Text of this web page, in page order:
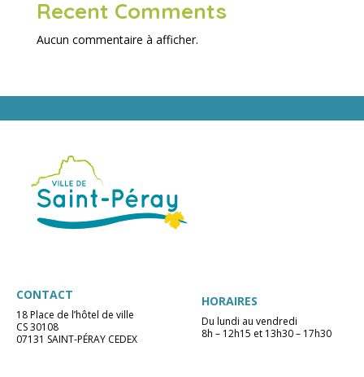
Recent Comments
Aucun commentaire à afficher.
CONTACT
18 Place de l’hôtel de ville
CS 30108
07131 SAINT-PÉRAY CEDEX
HORAIRES
Du lundi au vendredi
8h – 12h15 et 13h30 – 17h30